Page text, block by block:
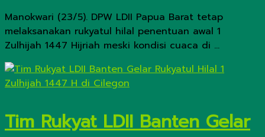
Manokwari (23/5). DPW LDII Papua Barat tetap
melaksanakan rukyatul hilal penentuan awal 1
Zulhijah 1447 Hijriah meski kondisi cuaca di ...
Tim Rukyat LDII Banten Gelar